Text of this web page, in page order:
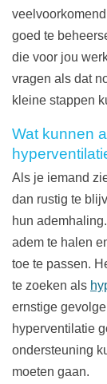
goed te
die voor jou
vragen als dat
kleine stappen
Wat kunnen
Als je iemand
dan rustig te
hun
adem te halen
toe te passen.
te zoeken als
ernstige
hyperventilatie
ondersteuning
moeten gaan.